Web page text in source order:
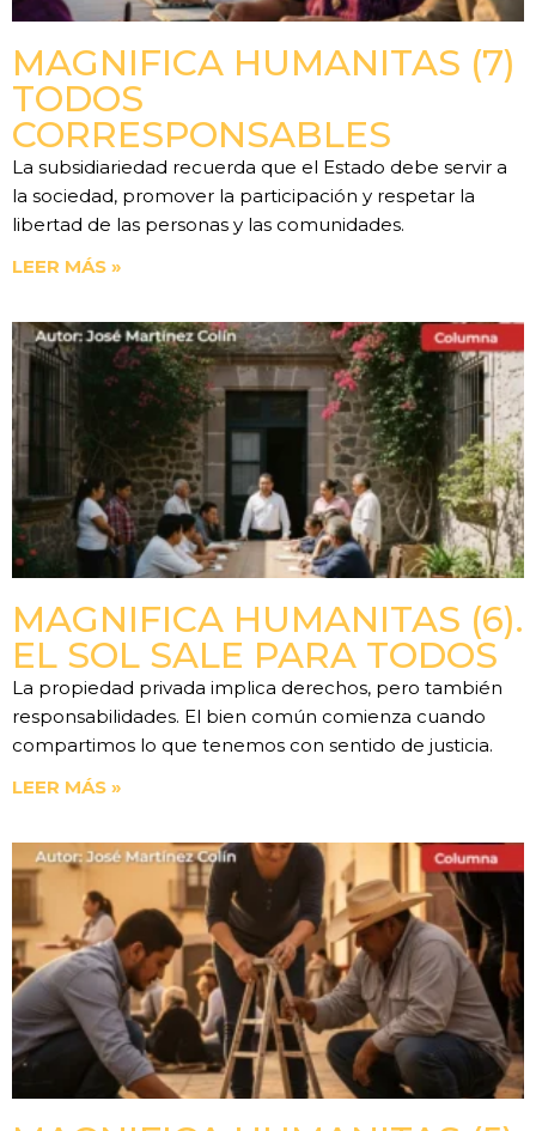
MAGNIFICA HUMANITAS (7)
TODOS
CORRESPONSABLES
La subsidiariedad recuerda que el Estado debe servir a
la sociedad, promover la participación y respetar la
libertad de las personas y las comunidades.
LEER MÁS »
MAGNIFICA HUMANITAS (6).
EL SOL SALE PARA TODOS
La propiedad privada implica derechos, pero también
responsabilidades. El bien común comienza cuando
compartimos lo que tenemos con sentido de justicia.
LEER MÁS »